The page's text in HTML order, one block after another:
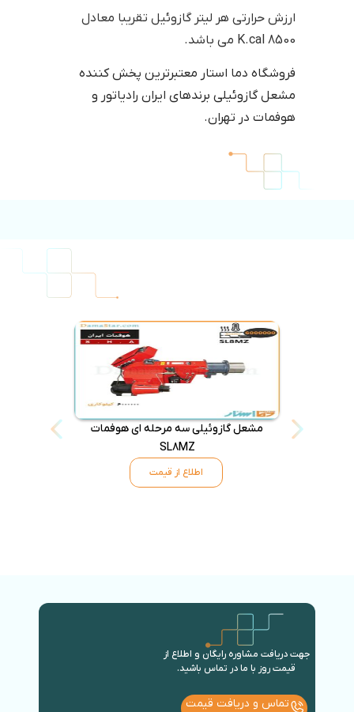
ارزش حرارتی هر لیتر گازوئیل تقریبا معادل
K.cal 8500 می باشد.
فروشگاه دما استار معتبرترین پخش کننده
مشعل گازوئیلی برندهای ایران رادیاتور و
هوفمات در تهران.
مشعل گازوئیلی سه مرحله ای هوفمات
SL8MZ
اطلاع از قیمت
جهت دریافت مشاوره رایگان و اطلاع از
قیمت روز با ما در تماس باشید.
تماس و دریافت قیمت